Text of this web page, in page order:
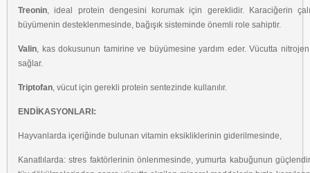
Treonin, ideal protein dengesini korumak için gereklidir. Karaciğerin
büyümenin desteklenmesinde, bağışık sisteminde önemli role sahiptir.
Valin, kas dokusunun tamirine ve büyümesine yardım eder. Vücutta
sağlar.
Triptofan, vücut için gerekli protein sentezinde kullanılır.
ENDİKASYONLARI:
Hayvanlarda içeriğinde bulunan vitamin eksikliklerinin giderilmesinde,
Kanatlılarda: stres faktörlerinin önlenmesinde, yumurta kabuğunun